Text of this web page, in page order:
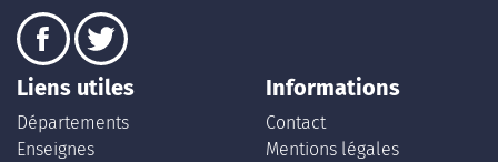
Liens utiles
Départements
Enseignes
Informations
Contact
Mentions légales